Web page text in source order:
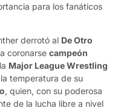
para los fanáticos
derrotó al De Otro
coronarse campeón
Major League Wrestling
temperatura de su
, quien, con su poderosa
de la lucha libre a nivel